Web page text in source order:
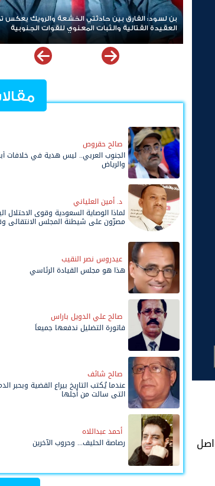
بن لسود: الفارق بين حادثتي الخشعة والرويك يعكس تميز
العقيدة القتالية والثبات المعنوي للقوات الجنوبية
صالح حقروص
الجنوب العربي.. ليس هدية في خلافات
والرياض
د. أمين العلياني
لماذا الوصاية السعودية وقوى الاحتلال
مصرّون على شيطنة المجلس الانتقالي
عيدروس نصر النقيب
هذا هو مجلس القيادة الرئاسي
صالح علي الدويل باراس
فاتورة التضليل ندفعها جميعاً
صالح شائف
عندما يُكتب التاريخ بيراع القضية وبحبر
التي سالت من أجلها
أحمد عبداللاه
رصاصة الحليف... وحروب الآخرين